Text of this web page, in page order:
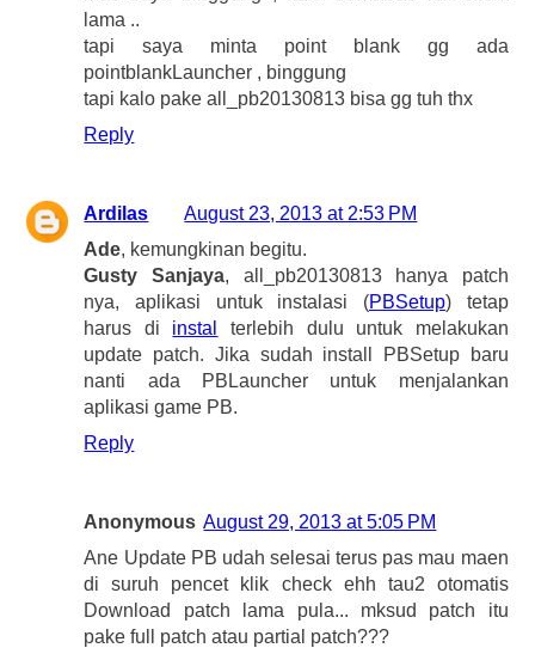
lama ..
tapi saya minta point blank gg ada
pointblankLauncher , binggung
tapi kalo pake all_pb20130813 bisa gg tuh thx
Reply
Ardilas
August 23, 2013 at 2:53 PM
Ade, kemungkinan begitu.
Gusty Sanjaya, all_pb20130813 hanya patch
nya, aplikasi untuk instalasi (PBSetup) tetap
harus di instal
terlebih dulu untuk melakukan
update patch. Jika sudah install PBSetup baru
nanti ada PBLauncher untuk menjalankan
aplikasi game PB.
Reply
Anonymous August 29, 2013 at 5:05 PM
Ane Update PB udah selesai terus pas mau maen
di suruh pencet klik check ehh tau2 otomatis
Download patch lama pula... mksud patch itu
pake full patch atau partial patch???